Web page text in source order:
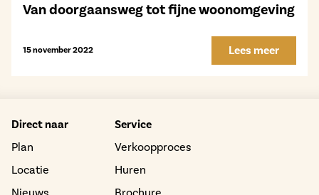
Van doorgaansweg tot fijne woonomgeving
15 november 2022 Lees meer
Direct naar
Plan
Locatie
Service
Verkoopproces
Huren